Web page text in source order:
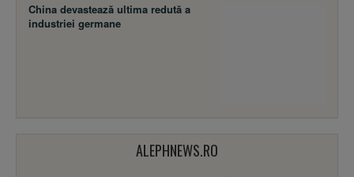
China devastează ultima redută a
industriei germane
ALEPHNEWS.RO